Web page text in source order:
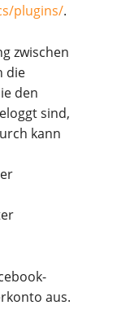
plugins/.
zwischen
die
den
sind,
kann
aus.